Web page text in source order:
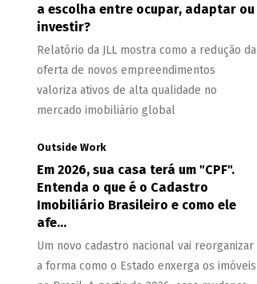
a escolha entre ocupar, adaptar ou
investir?
Relatório da JLL mostra como a redução da
oferta de novos empreendimentos
valoriza ativos de alta qualidade no
mercado imobiliário global
Outside Work
Em 2026, sua casa terá um "CPF".
Entenda o que é o Cadastro
Imobiliário Brasileiro e como ele
afe...
Um novo cadastro nacional vai reorganizar
a forma como o Estado enxerga os imóveis